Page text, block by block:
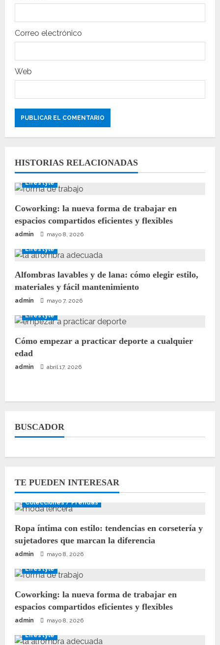
a
a
s
Correo electrónico
Web
HISTORIAS RELACIONADAS
Lifestyle
Coworking: la nueva forma de trabajar en
espacios compartidos eficientes y flexibles
admin mayo 8, 2026
Lifestyle
Alfombras lavables y de lana: cómo elegir estilo,
materiales y fácil mantenimiento
admin mayo 7, 2026
Lifestyle
Cómo empezar a practicar deporte a cualquier
edad
admin abril 17, 2026
BUSCADOR
TE PUEDEN INTERESAR
Colecciones / Prendas
Ropa íntima con estilo: tendencias en corsetería y
sujetadores que marcan la diferencia
admin mayo 8, 2026
Lifestyle
Coworking: la nueva forma de trabajar en
espacios compartidos eficientes y flexibles
admin mayo 8, 2026
Lifestyle